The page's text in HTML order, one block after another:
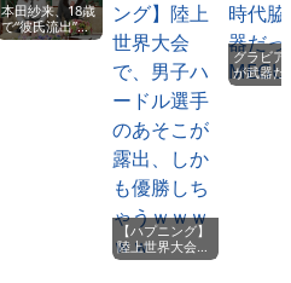
本田紗来、18歳
で“彼氏流出”！
恋愛報道にファ
【ハプニング】
陸上世界大会
で、男子ハード
グラビア
が武器だ
MEGUMI